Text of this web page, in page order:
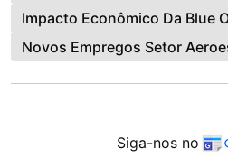
Impacto Econômico Da Blue
Novos Empregos Setor
Siga-nos no